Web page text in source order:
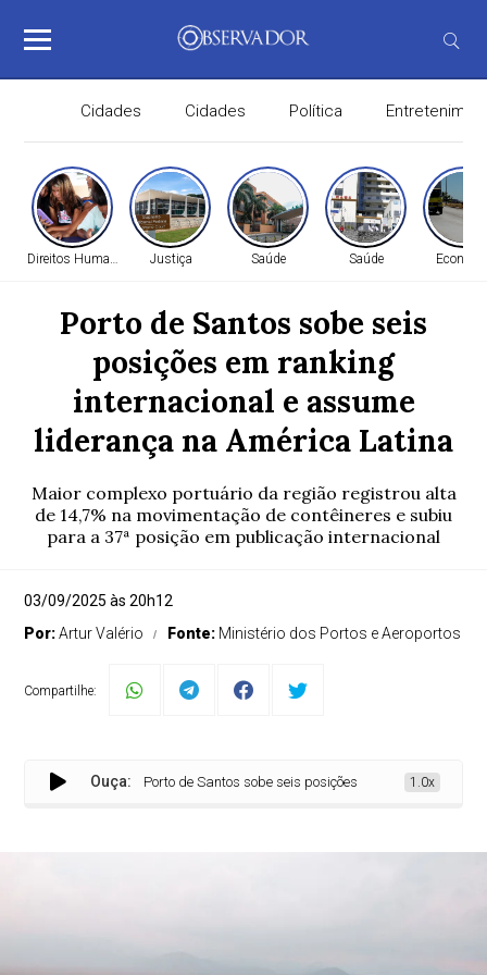
Cidades Cidades Política
Direitos Humanos Justiça Saúde Saúde
Porto de Santos sobe seis
posições em ranking
internacional e assume
liderança na América Latina
Maior complexo portuário da região registrou alta
de 14,7% na movimentação de contêineres e subiu
para a 37ª posição em publicação internacional
03/09/2025 às 20h12
Por:Artur Valério Fonte: Ministério dos Portos e Aeroportos
Compartilhe:
Ouça:Porto de Santos sobe seis posições em ranking1.0x